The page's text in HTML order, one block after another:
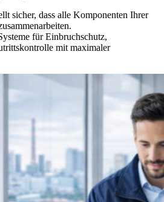
sicher, dass alle Komponenten Ihrer
für Einbruchschutz,
mit maximaler